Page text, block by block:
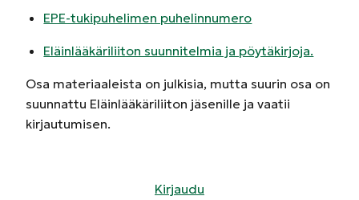
EPE-tukipuhelimen puhelinnumero
Eläinlääkäriliiton suunnitelmia ja pöytäkirjoja.
Osa materiaaleista on julkisia, mutta suurin osa on
suunnattu Eläinlääkäriliiton jäsenille ja vaatii
kirjautumisen.
Kirjaudu